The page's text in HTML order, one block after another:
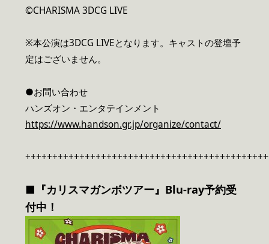
©CHARISMA 3DCG LIVE
※本公演は3DCG LIVEとなります。キャストの登壇予
定はございません。
●お問い合わせ
ハンズオン・エンタテインメント
https://www.handson.gr.jp/organize/contact/
■『カリスマガンボツアー』Blu-ray予約受
付中！